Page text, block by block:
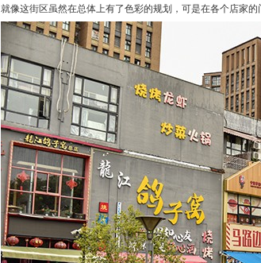
就像这街区虽然在总体上有了色彩的规划，可是在各个店家